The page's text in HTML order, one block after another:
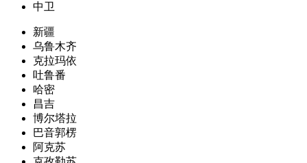
中卫
新疆
乌鲁木齐
克拉玛依
吐鲁番
哈密
昌吉
博尔塔拉
巴音郭楞
阿克苏